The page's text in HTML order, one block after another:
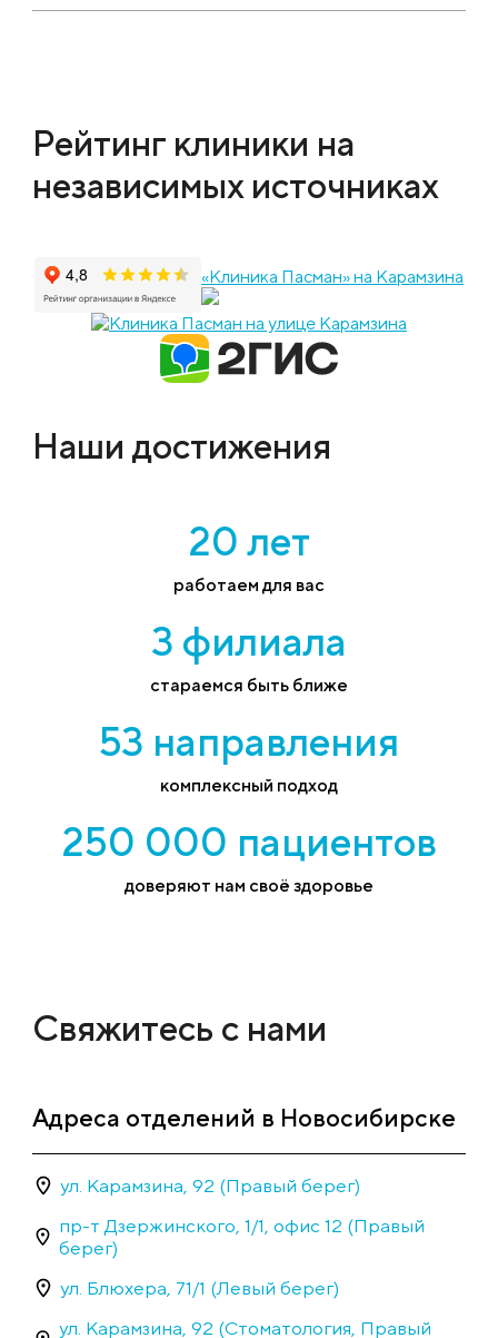
Рейтинг клиники на
независимых источниках
«Клиника Пасман» на Карамзина
Наши достижения
20 лет
работаем для вас
3 филиала
стараемся быть ближе
53 направления
комплексный подход
250 000 пациентов
доверяют нам своё здоровье
Свяжитесь с нами
Адреса отделений в Новосибирске
ул. Карамзина, 92 (Правый берег)
пр-т Дзержинского, 1/1, офис 12 (Правый
берег)
ул. Блюхера, 71/1 (Левый берег)
ул. Карамзина, 92 (Стоматология, Правый